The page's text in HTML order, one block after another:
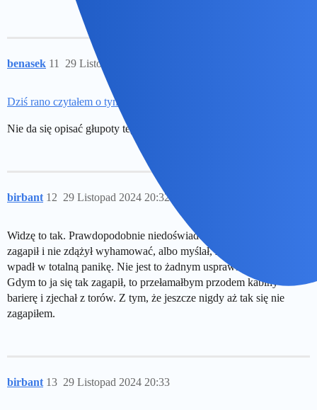
benasek 29 Listopad 2024 20:29
11
Dziś rano czytałem o tym tu na niemieckim msn
Nie da się opisać głupoty tego osobnika …
birbant 29 Listopad 2024 20:32
12
Widzę to tak. Prawdopodobnie niedoświadczony kierowca albo się
zagapił i nie zdążył wyhamować, albo myślał, że zdąży, a później
wpadł w totalną panikę. Nie jest to żadnym usprawiedliwieniem.
Gdym to ja się tak zagapił, to przełamałbym przodem kabiny
barierę i zjechał z torów. Z tym, że jeszcze nigdy aż tak się nie
zagapiłem.
birbant 29 Listopad 2024 20:33
13